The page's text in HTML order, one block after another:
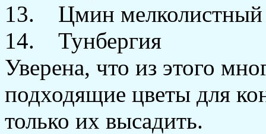
13. Цмин мелколистный
14. Тунбергия
Уверена, что из этого
подходящие цветы для
только их высадить.